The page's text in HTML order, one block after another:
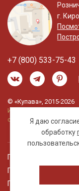
Я даю
обработку
г.
+7 (800) 533-75-43
© «Купава», 2015-2026
Информация на сайте
офертой.
Правовая
Политика обработки
Пользовательское